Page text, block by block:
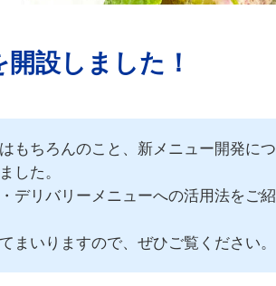
設しました！
もちろんのこと、新メニュー開発につ
した。
デリバリーメニューへの活用法をご紹
まいりますので、ぜひご覧ください。